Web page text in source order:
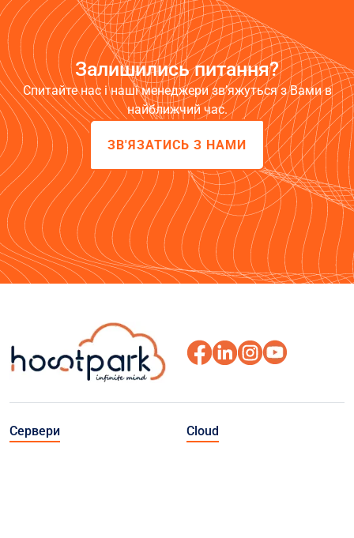
Залишились питання?
Спитайте нас і наші менеджери зв’яжуться з Вами в
найближчий час.
ЗВ'ЯЗАТИСЬ З НАМИ
Сервери Cloud